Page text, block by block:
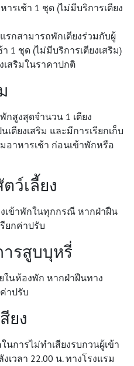
รเช้า 1 ชุด (ไม่มีบริการเตียง
รกสามารถพักเตียงร่วมกับผู้
1 ชุด (ไม่มีบริการเตียงเสริม)
เสริมในราคาปกติ
กสูงสุดจำนวน 1 เตียง
เตียงเสริม และมีการเรียกเก็บ
อาหารเช้า ก่อนเข้าพักหรือ
ว์เลี้ยง
เข้าพักในทุกกรณี หากฝ่าฝืน
ยกค่าปรับ
รสูบบุหรี่
นห้องพัก หากฝ่าฝืนทาง
าปรับ
ยง
การไม่ทำเสียงรบกวนผู้เข้า
วลา 22.00 น. ทางโรงแรม